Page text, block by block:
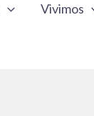
Vivimos